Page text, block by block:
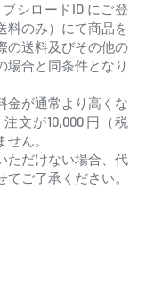
シロードID にご登
料のみ）にて商品を
の送料及びその他の
場合と同条件となり
金が通常より高くな
文が10,000 円（税
ん。
ただけない場合、代
ご了承ください。